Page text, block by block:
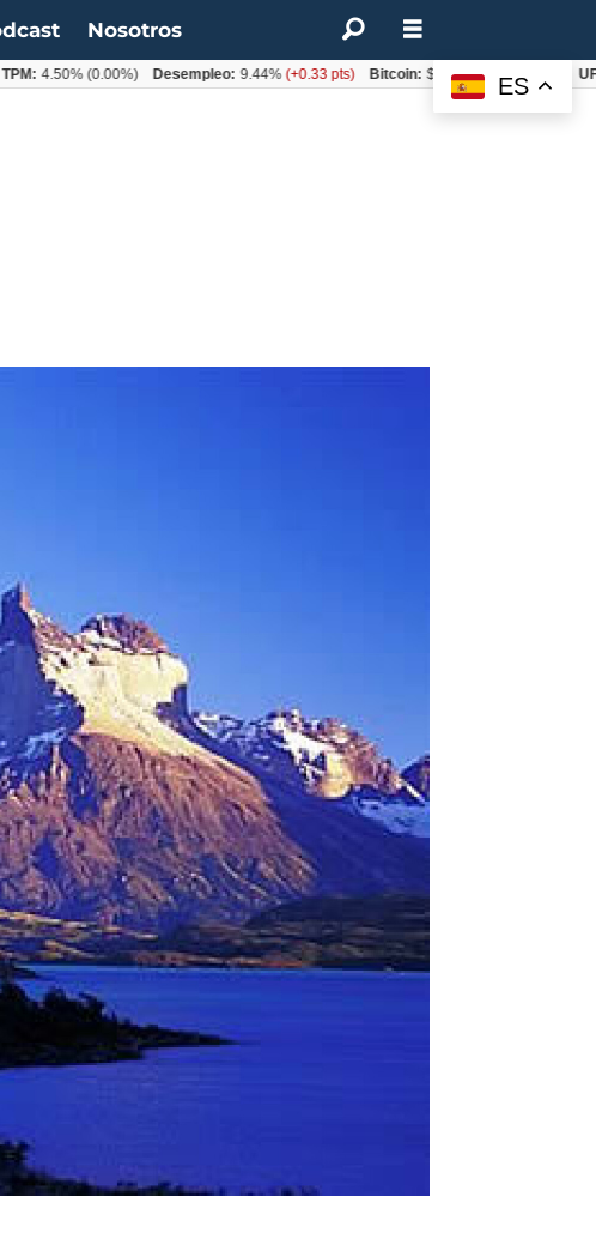
Nosotros
ES
4.50% (0.00%) Desempleo: 9.44% (+0.33 pts) Bitcoin: $64.600,08(+2.93%)